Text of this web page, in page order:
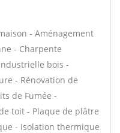
- Aménagement
- Charpente
bois -
- Rénovation de
de Fumée -
toit - Plaque de plâtre
- Isolation thermique